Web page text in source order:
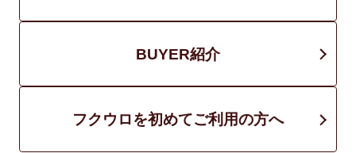
BUYER紹介
フクウロを初めてご利用の方へ